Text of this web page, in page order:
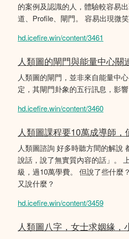
的案例及認識的人，體驗較容易
道、Profile、閘門。 容易出現微笑
hd.icefire.win/content/3461
人類圖的閘門與能量中心關
人類圖的閘門，並非來自能量中
定，其閘門卦象的五行訊息，影響
hd.icefire.win/content/3460
人類圖課程要10萬成導師，
人類圖諮詢 好多時聽方間的解說
說話，說了無實質內容的話」。
級，過10萬學費。 但說了些什麼
又說什麼？
hd.icefire.win/content/3459
人類圖八字，女士求姻緣，